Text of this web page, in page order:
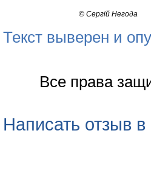
© Сергій Негода
Текст выверен и
Все права
Написать отзыв в